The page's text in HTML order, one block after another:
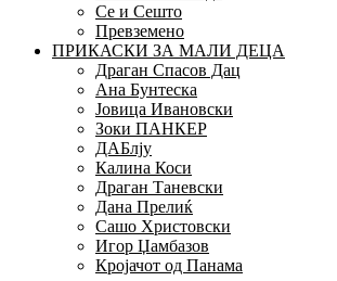
Се и Сешто
Превземено
ПРИКАСКИ ЗА МАЛИ ДЕЦА
Драган Спасов Дац
Ана Бунтеска
Јовица Ивановски
Зоки ПАНКЕР
ДАБлју
Калина Коси
Драган Таневски
Дана Прелиќ
Сашо Христовски
Игор Џамбазов
Кројачот од Панама